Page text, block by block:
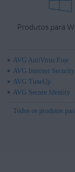
Produtos para
AVG AntiVirus Free
AVG Internet Security
AVG TuneUp
AVG Secure Identity
Todos os produtos